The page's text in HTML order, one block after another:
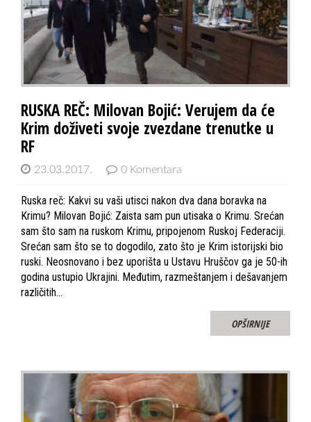
RUSKA REČ: Milovan Bojić: Verujem da će
Krim doživeti svoje zvezdane trenutke u
RF
23.03.2017. 0 Komentara
Ruska reč: Kakvi su vaši utisci nakon dva dana boravka na
Krimu? Milovan Bojić: Zaista sam pun utisaka o Krimu. Srećan
sam što sam na ruskom Krimu, pripojenom Ruskoj Federaciji.
Srećan sam što se to dogodilo, zato što je Krim istorijski bio
ruski. Neosnovano i bez uporišta u Ustavu Hruščov ga je 50-ih
godina ustupio Ukrajini. Međutim, razmeštanjem i dešavanjem
različitih…
OPŠIRNIJE